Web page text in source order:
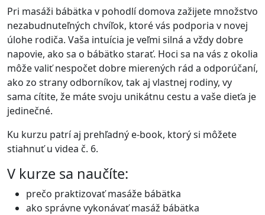
Pri masáži bábätka v pohodlí domova zažijete množstvo
nezabudnuteľných chvíľok, ktoré vás podporia v novej
úlohe rodiča. Vaša intuícia je veľmi silná a vždy dobre
napovie, ako sa o bábätko starať. Hoci sa na vás z okolia
môže valiť nespočet dobre mierených rád a odporúčaní,
ako zo strany odborníkov, tak aj vlastnej rodiny, vy
sama cítite, že máte svoju unikátnu cestu a vaše dieťa je
jedinečné.
Ku kurzu patrí aj prehľadný e-book, ktorý si môžete
stiahnuť u videa č. 6.
V kurze sa naučíte:
prečo praktizovať masáže bábätka
ako správne vykonávať masáž bábätka